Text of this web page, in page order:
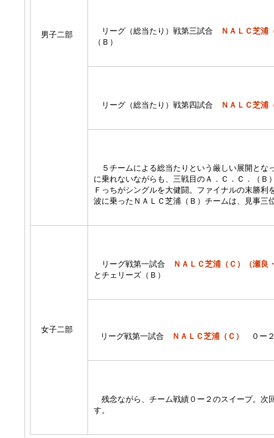
男子二部 リーグ（総当たり）戦第三試合
ＮＡＬＣ芝浦
（Ｂ）
リーグ（総当たり）戦第四試合 ＮＡＬＣ芝浦
５チームによる総当たりという厳しい展開とな
に乗れないながらも、三戦目のＡ．Ｃ．Ｃ．（Ｂ
Ｆっちがシングルを大健闘。ファイナルの末勝利
波に乗った ＮＡＬＣ芝浦（Ｂ）チームは、見事三
女子二部
リーグ戦第一試合
ＮＡＬＣ芝浦（Ｃ）（瀬良
とチェリーズ（Ｂ）
リーグ戦第一試合 ＮＡＬＣ芝浦（Ｃ） ０ー
残念ながら、チーム戦績０ー２のスイープ。次
す。